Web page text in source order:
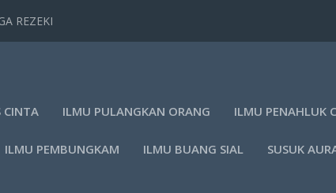
REZEKI
CINTA ILMU PULANGKAN ORANG ILMU PENAHLUK
ILMU PEMBUNGKAM ILMU BUANG SIAL SUSUK